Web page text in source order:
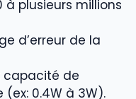
à plusieurs millions
d’erreur de la
capacité de
0.4W à 3W).